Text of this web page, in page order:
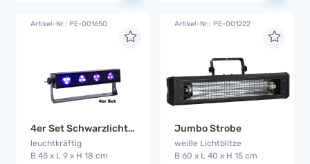
Artikel-Nr.: PE-001650
4er Set Schwarzlicht LED ( Blacklight - UV )
leuchtkräftig
B 45 x L 9 x H 18 cm
Artikel-Nr.: PE-001222
Jumbo Strobe
weiße Lichtblitze
B 60 x L 40 x H 15 cm